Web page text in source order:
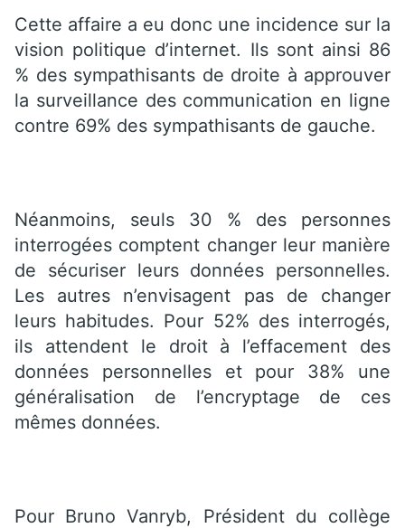
Cette affaire a eu donc une incidence sur la
vision politique d’internet. Ils sont ainsi 86
% des sympathisants de droite à approuver
la surveillance des communication en ligne
contre 69% des sympathisants de gauche.
Néanmoins, seuls 30 % des personnes
interrogées comptent changer leur manière
de sécuriser leurs données personnelles.
Les autres n’envisagent pas de changer
leurs habitudes. Pour 52% des interrogés,
ils attendent le droit à l’effacement des
données personnelles et pour 38% une
généralisation de l’encryptage de ces
mêmes données.
Pour Bruno Vanryb, Président du collège